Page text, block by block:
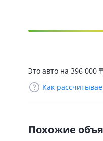
Это авто на 396 000 ₸
Как
Похожие